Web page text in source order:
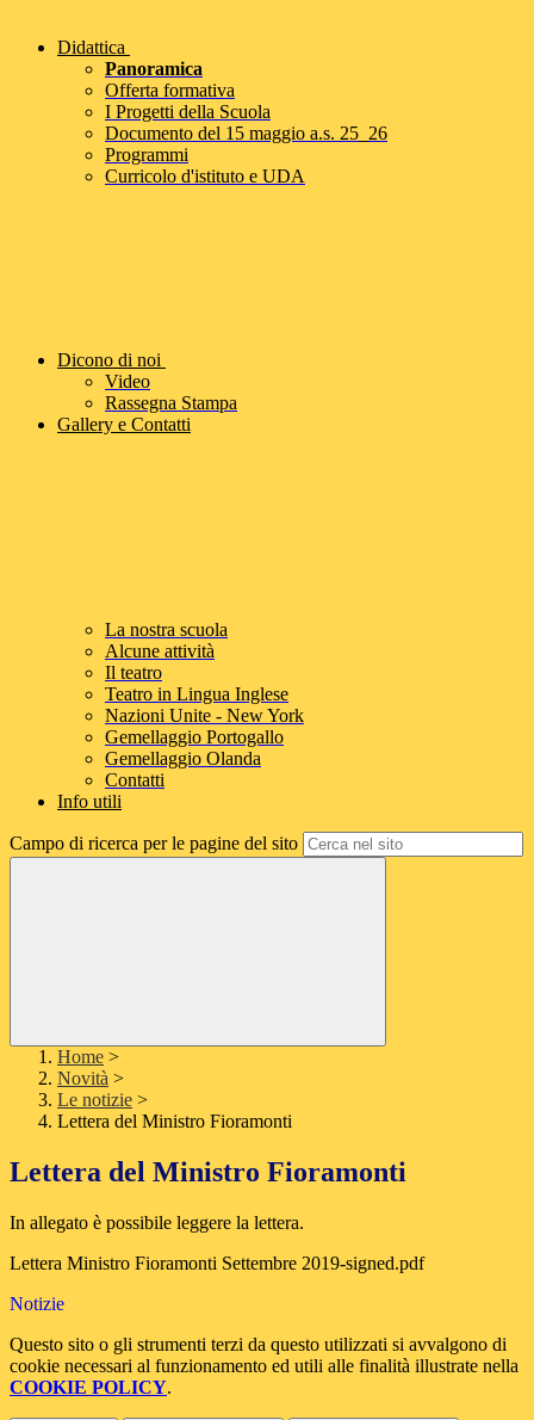
Didattica
Panoramica
Offerta formativa
I Progetti della Scuola
Documento del 15 maggio a.s. 25_26
Programmi
Curricolo d'istituto e UDA
Dicono di noi
Video
Rassegna Stampa
Gallery e Contatti
La nostra scuola
Alcune attività
Il teatro
Teatro in Lingua Inglese
Nazioni Unite - New York
Gemellaggio Portogallo
Gemellaggio Olanda
Contatti
Info utili
Campo di ricerca per le pagine del sito
Home >
Novità >
Le notizie >
Lettera del Ministro Fioramonti
Lettera del Ministro Fioramonti
In allegato è possibile leggere la lettera.
Lettera Ministro Fioramonti Settembre 2019-signed.pdf
Notizie
Questo sito o gli strumenti terzi da questo utilizzati si avvalgono di
cookie necessari al funzionamento ed utili alle finalità illustrate nella
COOKIE POLICY.